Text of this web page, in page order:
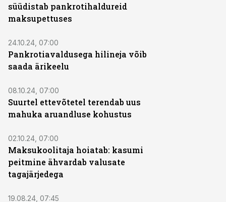
süüdistab pankrotihaldureid
maksupettuses
24.10.24, 07:00
Pankrotiavaldusega hilineja võib
saada ärikeelu
08.10.24, 07:00
Suurtel ettevõtetel terendab uus
mahuka aruandluse kohustus
02.10.24, 07:00
Maksukoolitaja hoiatab: kasumi
peitmine ähvardab valusate
tagajärjedega
19.08.24, 07:45